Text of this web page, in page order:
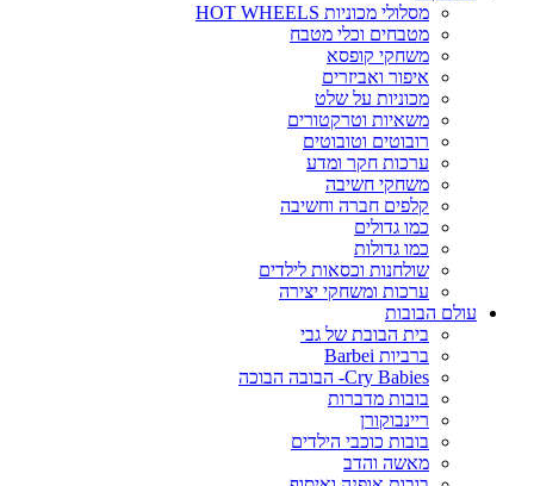
מסלולי מכוניות HOT WHEELS
מטבחים וכלי מטבח
משחקי קופסא
איפור ואביזרים
מכוניות על שלט
משאיות וטרקטורים
רובוטים וטובוטים
ערכות חקר ומדע
משחקי חשיבה
קלפים חברה וחשיבה
כמו גדולים
כמו גדולות
שולחנות וכסאות לילדים
ערכות ומשחקי יצירה
עולם הבובות
בית הבובת של גבי
ברביות Barbei
Cry Babies- הבובה הבוכה
בובות מדברות
ריינבוקורן
בובות כוכבי הילדים
מאשה והדב